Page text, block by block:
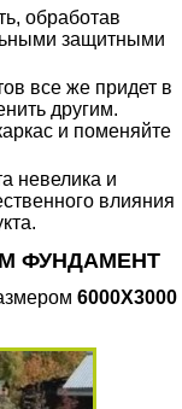
обработав
защитными
все же придет в
другим.
и поменяйте
невелика и
влияния
ФУНДАМЕНТ
6000Х3000